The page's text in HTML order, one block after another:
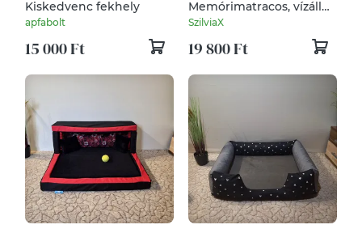
Kiskedvenc fekhely
apfabolt
15 000 Ft
Memórimatracos, vízálló,
lehúzható és mosható
SzilviaX
19 800 Ft